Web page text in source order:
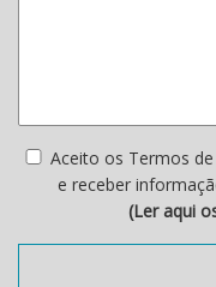
Aceito os Termos
e receber
(Ler aqui